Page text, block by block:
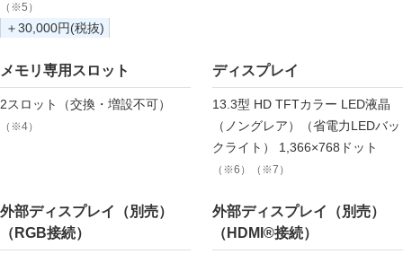
（※5）
＋30,000円(税抜)
メモリ専用スロット
2スロット（交換・増設不可）
（※4）
ディスプレイ
13.3型 HD TFTカラー LED液晶
（ノングレア）（省電力LEDバッ
クライト） 1,366×768ドット
（※6）（※7）
外部ディスプレイ（別売）
（RGB接続）
外部ディスプレイ（別売）
（HDMI®接続）